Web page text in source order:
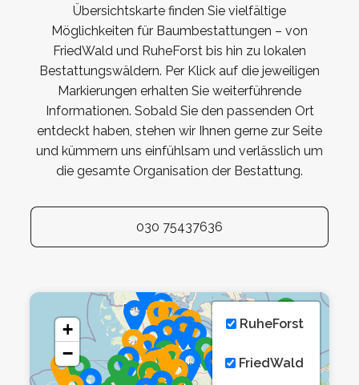
Übersichtskarte finden Sie vielfältige
Möglichkeiten für Baumbestattungen – von
FriedWald und RuheForst bis hin zu lokalen
Bestattungswäldern. Per Klick auf die jeweiligen
Markierungen erhalten Sie weiterführende
Informationen. Sobald Sie den passenden Ort
entdeckt haben, stehen wir Ihnen gerne zur Seite
und kümmern uns einfühlsam und verlässlich um
die gesamte Organisation der Bestattung.
030 75437636
+
−
RuheForst
FriedWald